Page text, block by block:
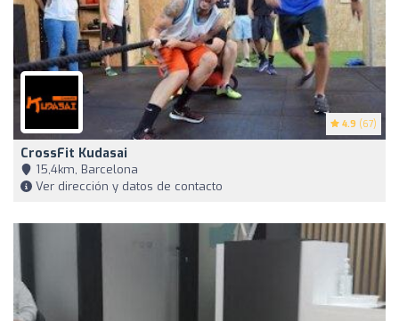
4.9 (67)
CrossFit Kudasai
15,4km, Barcelona
Ver dirección y datos de contacto